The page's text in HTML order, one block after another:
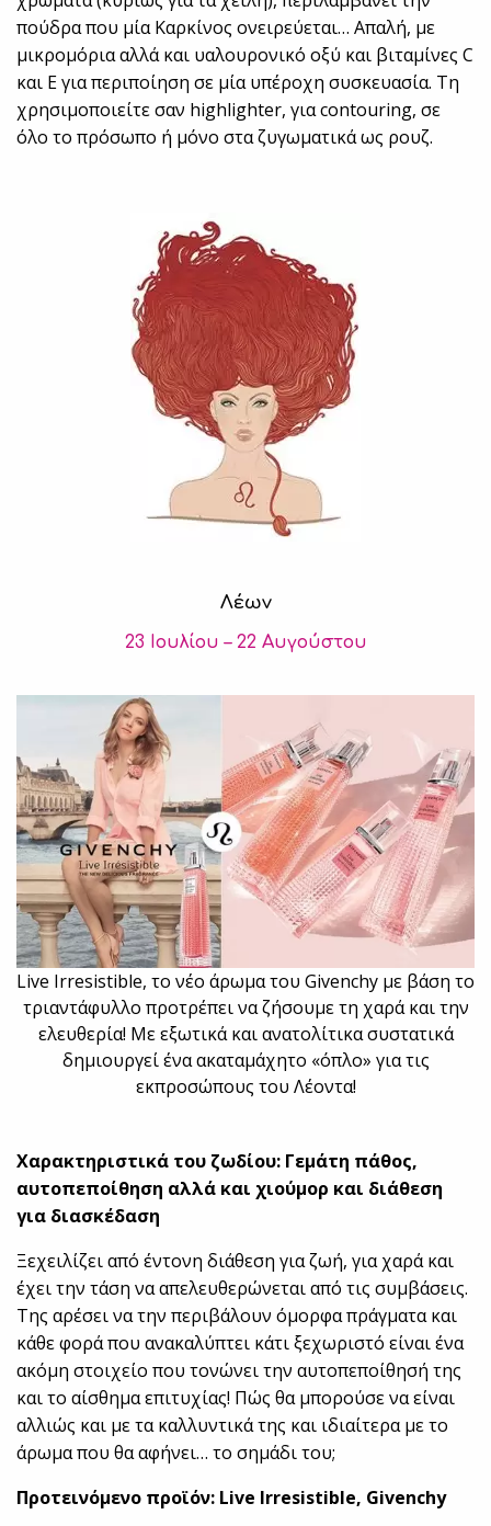
πούδρα που μία Καρκίνος ονειρεύεται… Απαλή, με
μικρομόρια αλλά και υαλουρονικό οξύ και βιταμίνες C
και Ε για περιποίηση σε μία υπέροχη συσκευασία. Τη
χρησιμοποιείτε σαν highlighter, για contouring, σε
όλο το πρόσωπο ή μόνο στα ζυγωματικά ως ρουζ.
Λέων
23 Ιουλίου – 22 Αυγούστου
Live Irresistible, το νέο άρωμα του Givenchy με βάση το
τριαντάφυλλο προτρέπει να ζήσουμε τη χαρά και την
ελευθερία! Με εξωτικά και ανατολίτικα συστατικά
δημιουργεί ένα ακαταμάχητο «όπλο» για τις
εκπροσώπους του Λέοντα!
Χαρακτηριστικά του ζωδίου: Γεμάτη πάθος,
αυτοπεποίθηση αλλά και χιούμορ και διάθεση
για διασκέδαση
Ξεχειλίζει από έντονη διάθεση για ζωή, για χαρά και
έχει την τάση να απελευθερώνεται από τις συμβάσεις.
Της αρέσει να την περιβάλουν όμορφα πράγματα και
κάθε φορά που ανακαλύπτει κάτι ξεχωριστό είναι ένα
ακόμη στοιχείο που τονώνει την αυτοπεποίθησή της
και το αίσθημα επιτυχίας! Πώς θα μπορούσε να είναι
αλλιώς και με τα καλλυντικά της και ιδιαίτερα με το
άρωμα που θα αφήνει… το σημάδι του;
Προτεινόμενο προϊόν: Live Irresistible, Givenchy